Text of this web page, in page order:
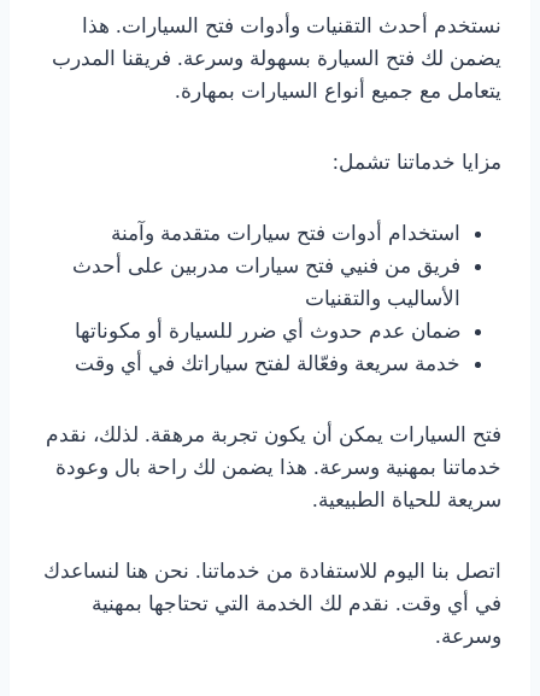
نستخدم أحدث التقنيات وأدوات فتح السيارات. هذا
يضمن لك فتح السيارة بسهولة وسرعة. فريقنا المدرب
يتعامل مع جميع أنواع السيارات بمهارة.
مزايا خدماتنا تشمل:
استخدام أدوات فتح سيارات متقدمة وآمنة
فريق من فنيي فتح سيارات مدربين على أحدث
الأساليب والتقنيات
ضمان عدم حدوث أي ضرر للسيارة أو مكوناتها
خدمة سريعة وفعّالة لفتح سياراتك في أي وقت
فتح السيارات يمكن أن يكون تجربة مرهقة. لذلك، نقدم
خدماتنا بمهنية وسرعة. هذا يضمن لك راحة بال وعودة
سريعة للحياة الطبيعية.
اتصل بنا اليوم للاستفادة من خدماتنا. نحن هنا لنساعدك
في أي وقت. نقدم لك الخدمة التي تحتاجها بمهنية
وسرعة.